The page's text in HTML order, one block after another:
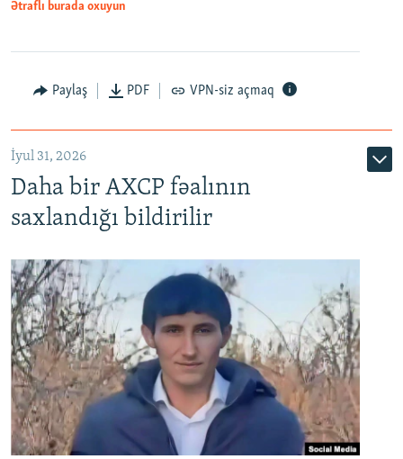
Ətraflı burada oxuyun
Paylaş PDF VPN-siz açmaq
İyul 31, 2026
Daha bir AXCP fəalının
saxlandığı bildirilir